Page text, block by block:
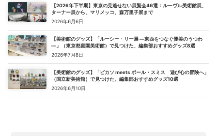
【2026年下半期】東京の見逃せない展覧会46選：ルーヴル美術館展、
ターナー展から、マリメッコ、森万里子展まで
2026年6月6日
【美術館のグッズ】「ルーシー・リー展 ―東西をつなぐ優美のうつわ
―」（東京都庭園美術館）で見つけた、編集部おすすめグッズ8選
2026年7月8日
【美術館のグッズ】「ピカソ meets ポール・スミス 遊び心の冒険へ」
（国立新美術館）で見つけた、編集部おすすめグッズ10選
2026年6月10日